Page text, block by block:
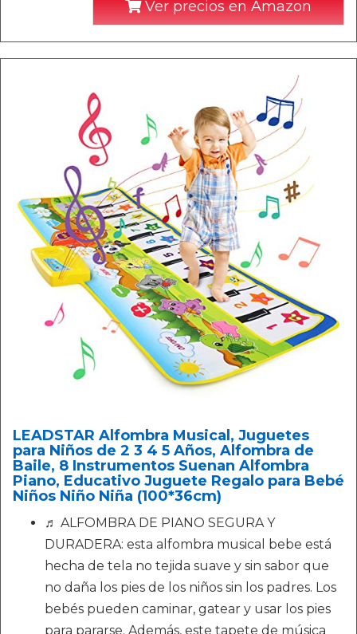
Ver precios en Amazon
LEADSTAR Alfombra Musical, Juguetes
para Niños de 2 3 4 5 Años, Alfombra de
Baile, 8 Instrumentos Suenan Alfombra
Piano, Educativo Juguete Regalo para Bebé
Niños Niño Niña (100*36cm)
♬ ALFOMBRA DE PIANO SEGURA Y
DURADERA: esta alfombra musical bebe está
hecha de tela no tejida suave y sin sabor que
no daña los pies de los niños sin los padres. Los
bebés pueden caminar, gatear y usar los pies
para pararse. Además, este tapete de música